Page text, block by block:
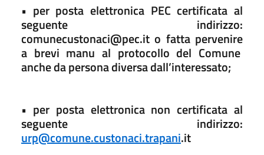
• per posta elettronica PEC certificata al
seguente indirizzo:
comunecustonaci@pec.it o fatta pervenire
a brevi manu al protocollo del Comune
anche da persona diversa dall’interessato;
• per posta elettronica non certificata al
seguente indirizzo:
urp@comune.custonaci.trapani.it